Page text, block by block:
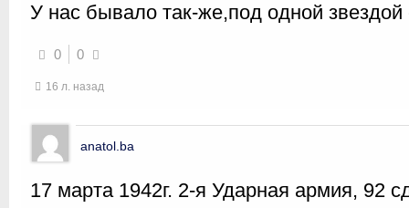
У нас бывало так-же,под одной звездой
0 0
16 л. назад
anatol.ba
17 марта 1942г. 2-я Ударная армия, 92